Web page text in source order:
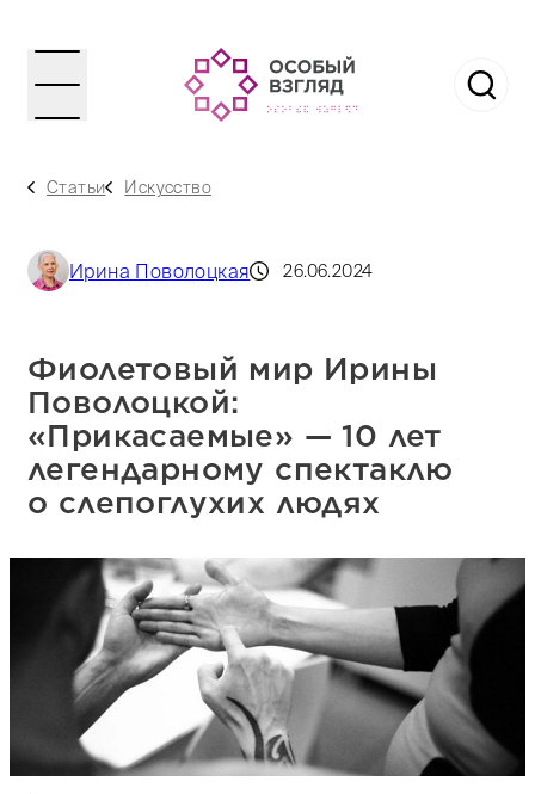
Статьи Искусство
Ирина Поволоцкая 26.06.2024
Фиолетовый мир Ирины
Поволоцкой:
«Прикасаемые» — 10 лет
легендарному спектаклю
о слепоглухих людях